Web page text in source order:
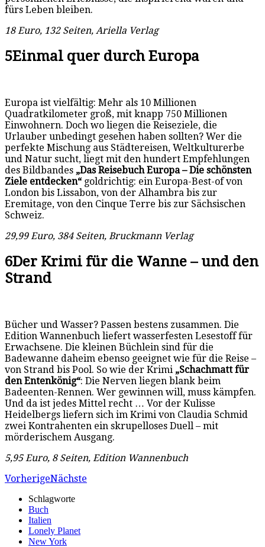
fürs Leben bleiben.
18 Euro, 132 Seiten, Ariella Verlag
5Einmal quer durch Europa
Europa ist vielfältig: Mehr als 10 Millionen
Quadratkilometer groß, mit knapp 750 Millionen
Einwohnern. Doch wo liegen die Reiseziele, die
Urlauber unbedingt gesehen haben sollten? Wer die
perfekte Mischung aus Städtereisen, Weltkulturerbe
und Natur sucht, liegt mit den hundert Empfehlungen
des Bildbandes „Das Reisebuch Europa – Die schönsten
Ziele entdecken“ goldrichtig: ein Europa-Best-of von
London bis Lissabon, von der Alhambra bis zur
Eremitage, von den Cinque Terre bis zur Sächsischen
Schweiz.
29,99 Euro, 384 Seiten, Bruckmann Verlag
6Der Krimi für die Wanne – und den
Strand
Bücher und Wasser? Passen bestens zusammen. Die
Edition Wannenbuch liefert wasserfesten Lesestoff für
Erwachsene. Die kleinen Büchlein sind für die
Badewanne daheim ebenso geeignet wie für die Reise –
von Strand bis Pool. So wie der Krimi „Schachmatt für
den Entenkönig“: Die Nerven liegen blank beim
Badeenten-Rennen. Wer gewinnen will, muss kämpfen.
Und da ist jedes Mittel recht … Vor der Kulisse
Heidelbergs liefern sich im Krimi von Claudia Schmid
zwei Kontrahenten ein skrupelloses Duell – mit
mörderischem Ausgang.
5,95 Euro, 8 Seiten, Edition Wannenbuch
VorherigeNächste
Schlagworte
Buch
Italien
Lonely Planet
New York